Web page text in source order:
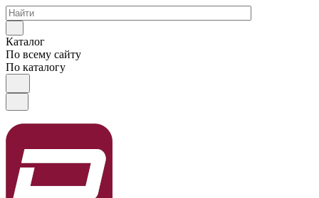
Каталог
По всему сайту
По каталогу